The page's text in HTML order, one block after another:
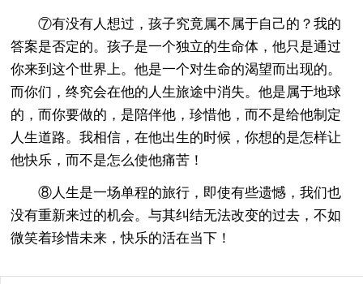
⑦有没有人想过，孩子究竟属不属于自己的？我的
答案是否定的。孩子是一个独立的生命体，他只是通过
你来到这个世界上。他是一个对生命的渴望而出现的。
而你们，终究会在他的人生旅途中消失。他是属于地球
的，而你要做的，是陪伴他，珍惜他，而不是给他制定
人生道路。我相信，在他出生的时候，你想的是怎样让
他快乐，而不是怎么使他痛苦！
⑧人生是一场单程的旅行，即使有些遗憾，我们也
没有重新来过的机会。与其纠结无法改变的过去，不如
微笑着珍惜未来，快乐的活在当下！